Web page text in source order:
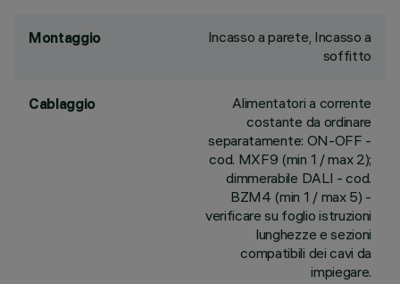
Montaggio
Incasso a parete, Incasso a
soffitto
Cablaggio
Alimentatori a corrente
costante da ordinare
separatamente: ON-OFF -
cod. MXF9 (min 1 / max 2);
dimmerabile DALI - cod.
BZM4 (min 1 / max 5) -
verificare su foglio istruzioni
lunghezze e sezioni
compatibili dei cavi da
impiegare.